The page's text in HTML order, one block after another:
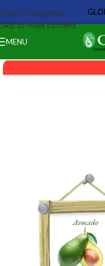
Skip to navigation
Skip to main content
MENU